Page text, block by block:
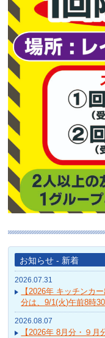
お知らせ - 新着
2026.07.31
【2026年 キッチンカ
分は、9/1(火)午前8時
2026.08.07
【2026年 8月分・９